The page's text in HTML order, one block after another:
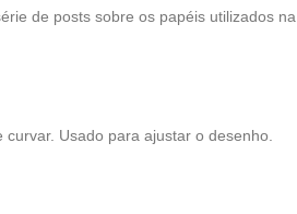
de posts sobre os papéis utilizados na
curvar. Usado para ajustar o desenho.